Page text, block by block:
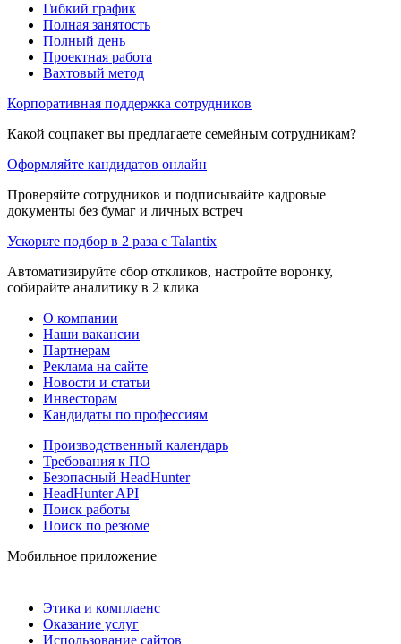
Гибкий график
Полная занятость
Полный день
Проектная работа
Вахтовый метод
Корпоративная поддержка сотрудников
Какой соцпакет вы предлагаете семейным сотрудникам?
Оформляйте кандидатов онлайн
Проверяйте сотрудников и подписывайте кадровые
документы без бумаг и личных встреч
Ускорьте подбор в 2 раза с Talantix
Автоматизируйте сбор откликов, настройте воронку,
собирайте аналитику в 2 клика
О компании
Наши вакансии
Партнерам
Реклама на сайте
Новости и статьи
Инвесторам
Кандидаты по профессиям
Производственный календарь
Требования к ПО
Безопасный HeadHunter
HeadHunter API
Поиск работы
Поиск по резюме
Мобильное приложение
Этика и комплаенс
Оказание услуг
Использование сайтов